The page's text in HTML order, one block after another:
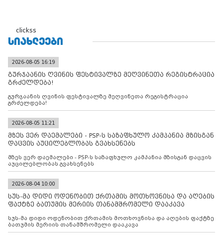
clickss
ᲡᲘᲐᲮᲚᲔᲔᲑᲘ
2026-08-05 16:19
გურჯაანის ღვინის ფესტივალზე მეღვინეთა რეგისტრაცია
გრძელდება!
გურჯაანის ღვინის ფესტივალზე მეღვინეთა რეგისტრაცია
გრძელდება!
2026-08-05 11:21
მზეს ვერ დაემალები - PSP-ს საზაფხულო კამპანია მზისგან
დაცვის აუცილებლობას გვახსენებს
მზეს ვერ დაემალები - PSP-ს საზაფხულო კამპანია მზისგან დაცვის
აუცილებლობას გვახსენებს
2026-08-04 10:00
სუს-მა დიდი ოდენობით ქრთამის მოთხოვნისა და აღების
ფაქტზე ბათუმის მერიის თანამშრომელი დააკავა
სუს-მა დიდი ოდენობით ქრთამის მოთხოვნისა და აღების ფაქტზე
ბათუმის მერიის თანამშრომელი დააკავა